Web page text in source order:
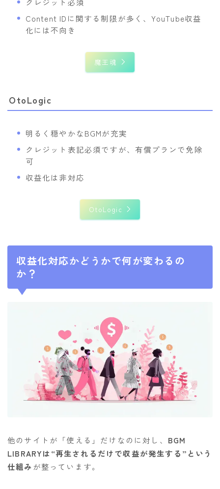
Content IDに関する制限が多く、YouTube収益
化には不向き
魔王魂
OtoLogic
明るく穏やかなBGMが充実
クレジット表記必須ですが、有償プランで免除
可
収益化は非対応
OtoLogic
収益化対応かどうかで何が変わるの
か？
他のサイトが「使える」だけなのに対し、 BGM
LIBRARYは“再生されるだけで収益が発生する”という
仕組み が整っています。